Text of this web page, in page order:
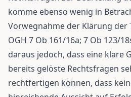
komme ebenso wenig in
Vorwegnahme der Klärung der
OGH 7 Ob 161/16a; 7 Ob 123/
daraus jedoch, dass eine klare
bereits gelöste Rechtsfragen
rechtfertigen können, dass